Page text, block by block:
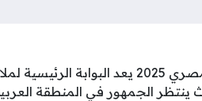
تردد قناة أون سبورت لمتابعة الدوري
ينتظر الجمهور في المنطقة